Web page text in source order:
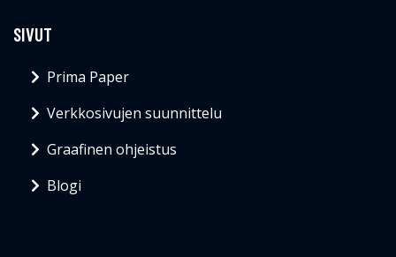
SIVUT
Prima Paper
Verkkosivujen suunnittelu
Graafinen ohjeistus
Blogi